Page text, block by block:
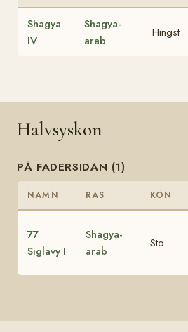
Shagya
IV
Shagya-
arab
Hingst
Halvsyskon
PÅ FADERSIDAN (1)
NAMN RAS KÖN
77
Siglavy I
Shagya-
arab
Sto